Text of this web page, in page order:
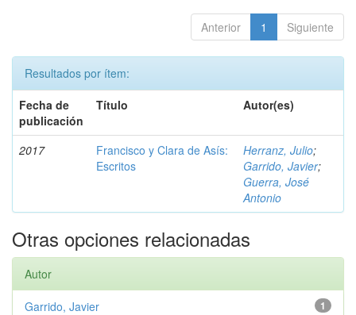
Anterior 1 Siguiente
Resultados por ítem:
Fecha de
publicación
Título Autor(es)
2017
Francisco y Clara de Asís:
Escritos
Herranz, Julio;
Garrido, Javier;
Guerra, José
Antonio
Otras opciones relacionadas
Autor
1
Garrido, Javier